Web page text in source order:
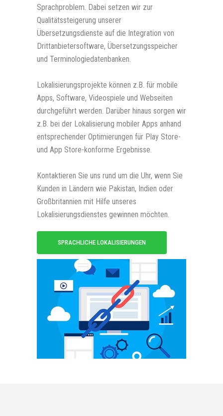
Sprachproblem. Dabei setzen wir zur
Qualitätssteigerung unserer
Übersetzungsdienste auf die Integration von
Drittanbietersoftware, Übersetzungsspeicher
und Terminologiedatenbanken.
Lokalisierungsprojekte können z.B. für mobile
Apps, Software, Videospiele und Webseiten
durchgeführt werden. Darüber hinaus sorgen wir
z.B. bei der Lokalisierung mobiler Apps anhand
entsprechender Optimierungen für Play Store-
und App Store-konforme Ergebnisse.
Kontaktieren Sie uns rund um die Uhr, wenn Sie
Kunden in Ländern wie Pakistan, Indien oder
Großbritannien mit Hilfe unseres
Lokalisierungsdienstes gewinnen möchten.
SPRACHLICHE LOKALISIERUNGEN